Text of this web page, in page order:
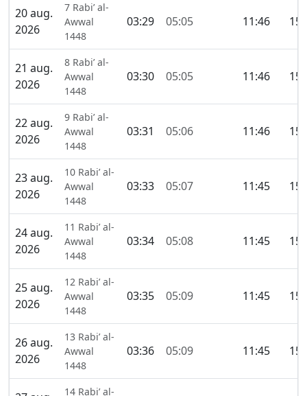
20 aug.
2026
7 Rabi’ al-
Awwal
1448
03:29 05:05 11:46
21 aug.
2026
8 Rabi’ al-
Awwal
1448
03:30 05:05 11:46
22 aug.
2026
9 Rabi’ al-
Awwal
1448
03:31 05:06 11:46
23 aug.
2026
10 Rabi’ al-
Awwal
1448
03:33 05:07 11:45
24 aug.
2026
11 Rabi’ al-
Awwal
1448
03:34 05:08 11:45
25 aug.
2026
12 Rabi’ al-
Awwal
1448
03:35 05:09 11:45
26 aug.
2026
13 Rabi’ al-
Awwal
1448
03:36 05:09 11:45
14 Rabi’ al-